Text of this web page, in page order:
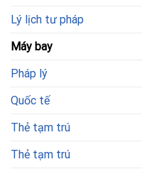
Lý lịch tư pháp
Máy bay
Pháp lý
Quốc tế
Thẻ tạm trú
Thẻ tạm trú